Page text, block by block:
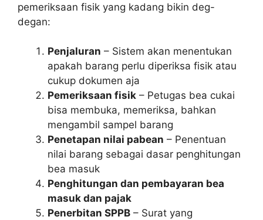
pemeriksaan fisik yang kadang bikin deg-
degan:
Penjaluran – Sistem akan menentukan
apakah barang perlu diperiksa fisik atau
cukup dokumen aja
Pemeriksaan fisik – Petugas bea cukai
bisa membuka, memeriksa, bahkan
mengambil sampel barang
Penetapan nilai pabean – Penentuan
nilai barang sebagai dasar penghitungan
bea masuk
Penghitungan dan pembayaran bea
masuk dan pajak
Penerbitan SPPB – Surat yang